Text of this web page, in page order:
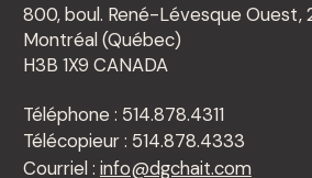
800, boul. René-Lévesque Ouest,
Montréal (Québec)
H3B 1X9 CANADA
Téléphone : 514.878.4311
Télécopieur : 514.878.4333
Courriel : info@dgchait.com